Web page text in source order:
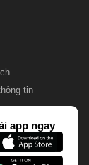
tin
app ngay